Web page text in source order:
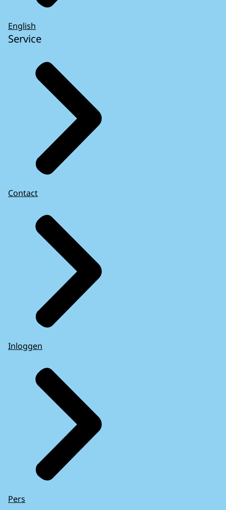
English
Service
Contact
Inloggen
Pers